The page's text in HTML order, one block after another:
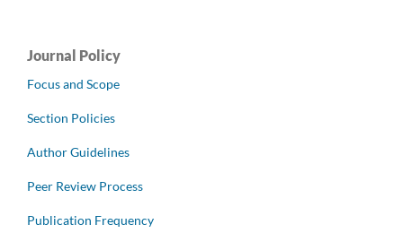
Journal Policy
Focus and Scope
Section Policies
Author Guidelines
Peer Review Process
Publication Frequency